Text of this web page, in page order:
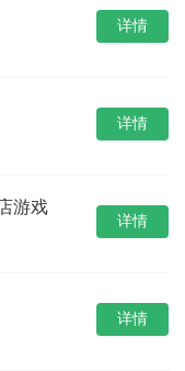
详情
详情
游戏
详情
详情